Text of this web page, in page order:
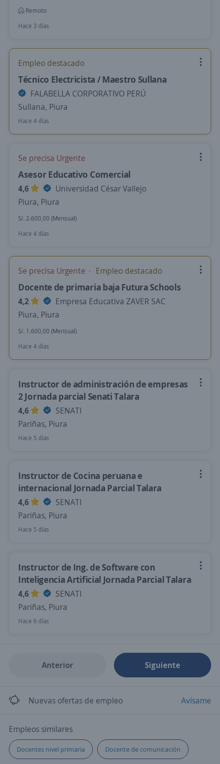
Remoto
Hace 3 días
Empleo destacado
Técnico Electricista / Maestro Sullana
FALABELLA CORPORATIVO PERÚ
Sullana, Piura
Hace 4 días
Se precisa Urgente
Asesor Educativo Comercial
4,6
Universidad César Vallejo
Piura, Piura
S/. 2.600,00 (Mensual)
Hace 4 días
Se precisa Urgente Empleo destacado
Docente de primaria baja Futura Schools
4,2
Empresa Educativa ZAVER SAC
Piura, Piura
S/. 1.600,00 (Mensual)
Hace 4 días
Instructor de administración de empresas
2 Jornada parcial Senati Talara
4,6
SENATI
Pariñas, Piura
Hace 5 días
Instructor de Cocina peruana e
internacional Jornada Parcial Talara
4,6
SENATI
Pariñas, Piura
Hace 5 días
Instructor de Ing. de Software con
Inteligencia Artificial Jornada Parcial Talara
4,6
SENATI
Pariñas, Piura
Hace 6 días
Anterior Siguiente
Nuevas ofertas de empleo Avísame
Empleos similares
Docentes nivel primaria Docente de comunicación